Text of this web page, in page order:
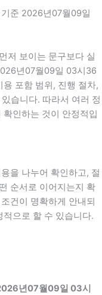
준 2026년07월09일
저 보이는 문구보다 실
년07월09일 03시36
포함 범위, 진행 절차,
습니다. 따라서 여러 정
인하는 것이 안정적입
을 나누어 확인하고, 절
순서로 이어지는지 확
건이 명확하게 안내되
으로 할 수 있습니다.
년07월09일 03시